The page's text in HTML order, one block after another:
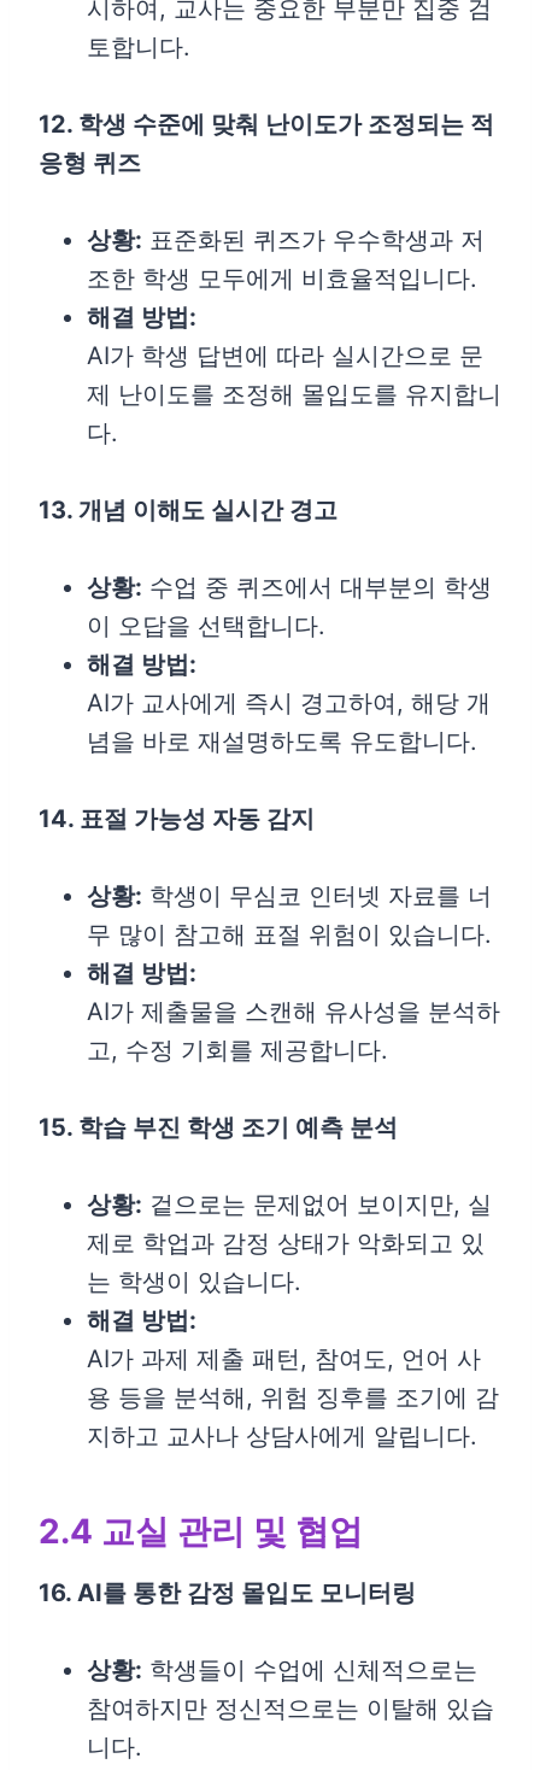
시하여, 교사는 중요한 부분만 집중 검
토합니다.
12. 학생 수준에 맞춰 난이도가 조정되는 적
응형 퀴즈
상황: 표준화된 퀴즈가 우수학생과 저
조한 학생 모두에게 비효율적입니다.
해결 방법:
AI가 학생 답변에 따라 실시간으로 문
제 난이도를 조정해 몰입도를 유지합니
다.
13. 개념 이해도 실시간 경고
상황: 수업 중 퀴즈에서 대부분의 학생
이 오답을 선택합니다.
해결 방법:
AI가 교사에게 즉시 경고하여, 해당 개
념을 바로 재설명하도록 유도합니다.
14. 표절 가능성 자동 감지
상황: 학생이 무심코 인터넷 자료를 너
무 많이 참고해 표절 위험이 있습니다.
해결 방법:
AI가 제출물을 스캔해 유사성을 분석하
고, 수정 기회를 제공합니다.
15. 학습 부진 학생 조기 예측 분석
상황: 겉으로는 문제없어 보이지만, 실
제로 학업과 감정 상태가 악화되고 있
는 학생이 있습니다.
해결 방법:
AI가 과제 제출 패턴, 참여도, 언어 사
용 등을 분석해, 위험 징후를 조기에 감
지하고 교사나 상담사에게 알립니다.
2.4 교실 관리 및 협업
16. AI를 통한 감정 몰입도 모니터링
상황: 학생들이 수업에 신체적으로는
참여하지만 정신적으로는 이탈해 있습
니다.